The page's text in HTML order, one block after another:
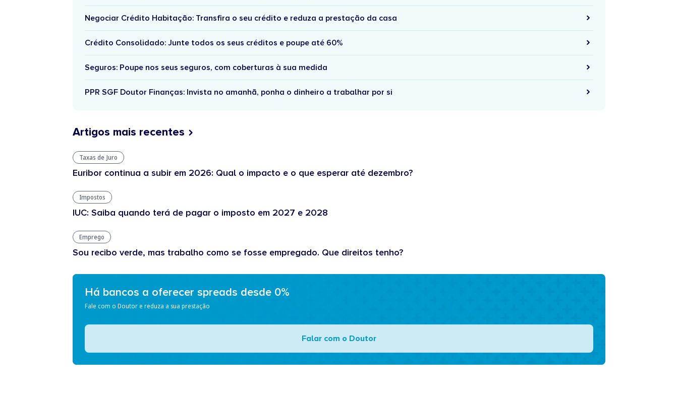
Negociar Crédito Habitação: Transfira o seu crédito e reduza a prestação da casa
Crédito Consolidado: Junte todos os seus créditos e poupe até 60%
Seguros: Poupe nos seus seguros, com coberturas à sua medida
PPR SGF Doutor Finanças: Invista no amanhã, ponha o dinheiro a trabalhar por si
Artigos mais recentes
Taxas de Juro
Euribor continua a subir em 2026: Qual o impacto e o que esperar até dezembro?
Impostos
IUC: Saiba quando terá de pagar o imposto em 2027 e 2028
Emprego
Sou recibo verde, mas trabalho como se fosse empregado. Que direitos tenho?
Há bancos a oferecer spreads desde 0%
Fale com o Doutor e reduza a sua prestação
Falar com o Doutor